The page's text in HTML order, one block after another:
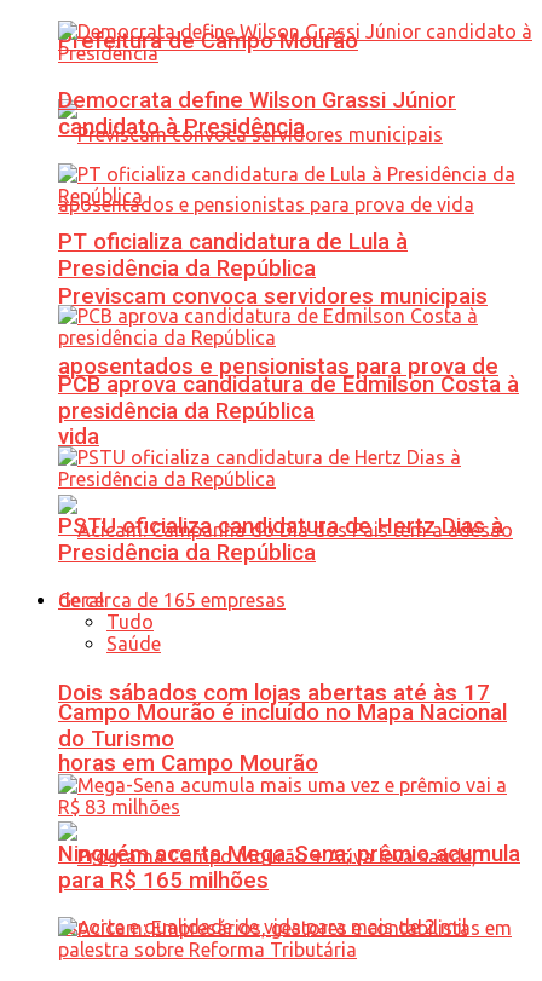
Prefeitura de Campo Mourão
Previscam convoca servidores municipais
aposentados e pensionistas para prova de
vida
Dois sábados com lojas abertas até às 17
horas em Campo Mourão
Democrata define Wilson Grassi Júnior
candidato à Presidência
PT oficializa candidatura de Lula à
Presidência da República
PCB aprova candidatura de Edmilson Costa à
presidência da República
PSTU oficializa candidatura de Hertz Dias à
Presidência da República
Geral
Tudo
Saúde
Campo Mourão é incluído no Mapa Nacional
do Turismo
Ninguém acerta Mega-Sena; prêmio acumula
para R$ 165 milhões